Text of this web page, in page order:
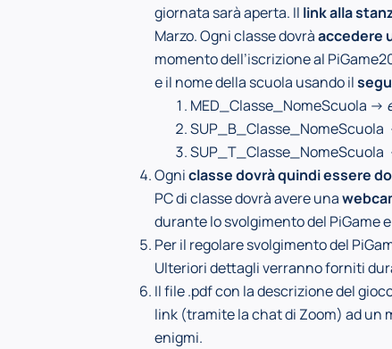
giornata sarà aperta. Il link alla
Marzo. Ogni classe dovràaccedere
momento dell’iscrizione al
e il nome della scuola usando il
MED_Classe_NomeScuola ->
SUP_B_Classe_NomeScuola
SUP_T_Classe_NomeScuola
Ogniclasse dovrà quindi essere
PC di classe dovrà avere una
durante lo svolgimento del PiGame
Per il regolare svolgimento del
Ulteriori dettagli verranno forniti
Il file .pdf con la descrizione del
link (tramite la chat di Zoom) ad un
enigmi.